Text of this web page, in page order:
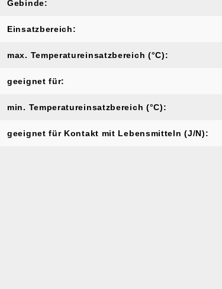
Gebinde:
Einsatzbereich:
max. Temperatureinsatzbereich (°C):
geeignet für:
min. Temperatureinsatzbereich (°C):
geeignet für Kontakt mit Lebensmitteln (J/N):